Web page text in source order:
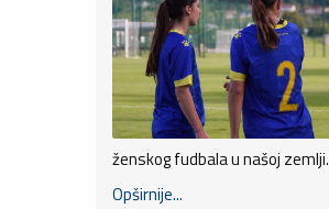
ženskog fudbala u našoj zemlji.
Opširnije...